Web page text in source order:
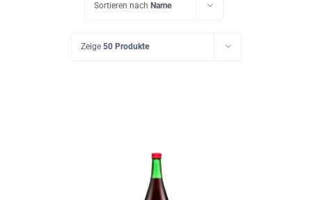
Sortieren nach Name
Zeige 50 Produkte